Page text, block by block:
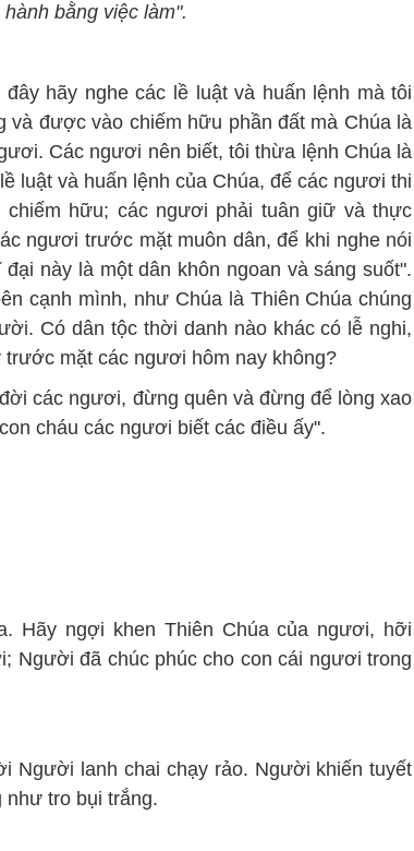
bằng việc làm".
hãy nghe các lề luật và huấn lệnh mà tôi
được vào chiếm hữu phần đất mà Chúa là
Các ngươi nên biết, tôi thừa lệnh Chúa là
luật và huấn lệnh của Chúa, để các ngươi thi
hữu; các ngươi phải tuân giữ và thực
ngươi trước mặt muôn dân, để khi nghe nói
này là một dân khôn ngoan và sáng suốt".
cạnh mình, như Chúa là Thiên Chúa chúng
Có dân tộc thời danh nào khác có lễ nghi,
mặt các ngươi hôm nay không?
các ngươi, đừng quên và đừng để lòng xao
cháu các ngươi biết các điều ấy".
Hãy ngợi khen Thiên Chúa của ngươi, hỡi
Người đã chúc phúc cho con cái ngươi trong
Người lanh chai chạy rảo. Người khiến tuyết
tro bụi trắng.